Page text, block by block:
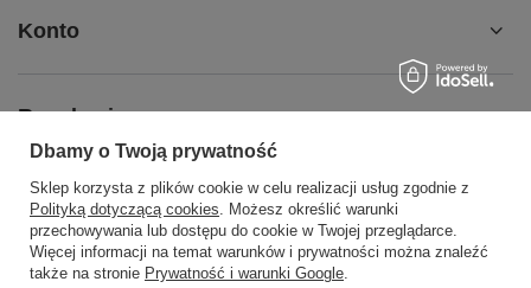
Konto
Regulaminy
Social Media
Dbamy o Twoją prywatność
Sklep korzysta z plików cookie w celu realizacji usług zgodnie z
Polityką dotyczącą cookies. Możesz określić warunki
przechowywania lub dostępu do cookie w Twojej przeglądarce.
Więcej informacji na temat warunków i prywatności można znaleźć
także na stronie Prywatność i warunki Google.